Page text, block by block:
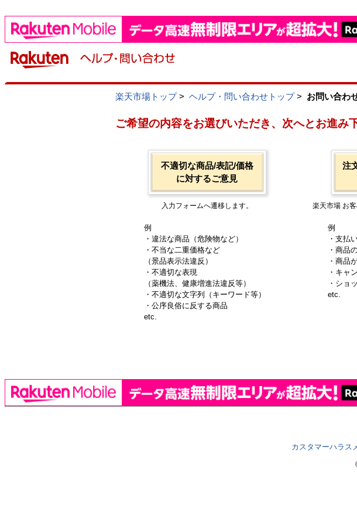
楽天市場トップ> ヘルプ・問い合わせトップ> お問い合わ
ご希望の内容をお選びいただき、次へとお進み
不適切な商品/表記/価格
に対するご意見
入力フォームへ遷移します。
例
・違法な商品（危険物など）
・不当な二重価格など
（景品表示法違反）
・不適切な表現
（薬機法、健康増進法違反等）
・不適切な文字列（キーワード等）
・公序良俗に反する商品
etc.
注
楽天市場 お
例
・支払
・商品
・商品
・キャ
・ショ
etc.
カスタマーハラス